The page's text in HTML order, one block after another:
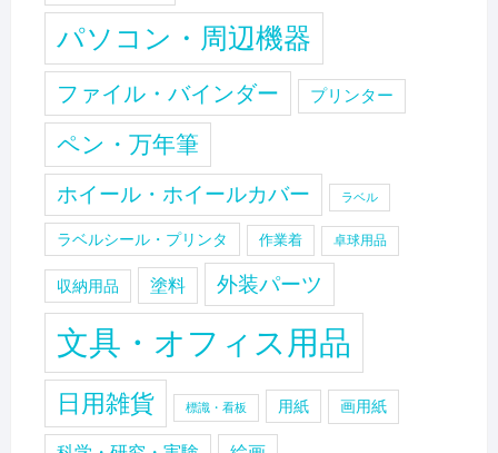
パソコン・周辺機器
ファイル・バインダー プリンター
ペン・万年筆
ホイール・ホイールカバー ラベル
ラベルシール・プリンタ 作業着 卓球用品
収納用品 塗料 外装パーツ
文具・オフィス用品
日用雑貨 標識・看板 用紙 画用紙